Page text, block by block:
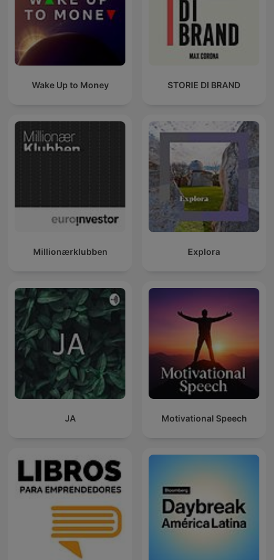
Wake Up to Money STORIE DI BRAND
Millionærklubben Explora
JA Motivational Speech